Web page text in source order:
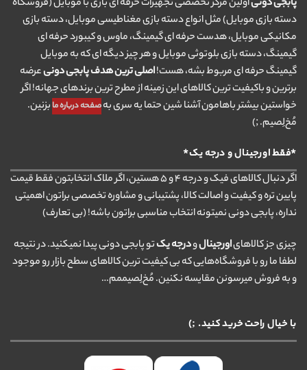
پابجی دونیاولین مرکز تخصصی تجهیزات حرفه ای بازی با موبایل (فروشگاه
دسته بازی موبایل) مثل انواع دسته بازی مغناطیسی موبایل، دسته بازی
مکانیکی موبایل، هدست حرفه ای گیمینگ، ماوس و کیبورد حرفه ای
گیمینگ، دسته بازی بلوتوثی موبایل و هر چیز دیگه ای که به موبایل
گیمینگ حرفه ای مربوط بشه، هست!اصلی ترین هدف پابجی دونیعرضه
برترین و باکیفیت ترین کالاهای این زمینه از مطرح ترین برندهای جهانه! اگر
خواستین بیشتر باهامون آشنا شین حتما یه سری بهصفحه درباره ما بزنین.
مُخ‌لِصیم. ;)
*فقط اورجینال و درجه یک*
اگر دنبال کالاهای فیک و درجه ۴ و ۵ هستین، اگر ملاک انتخابتون فقط قیمت
پایین تره و کیفیت و اصالت کالا، پشتیبانی و مشاوره تخصصی براتون اهمیتی
نداره، پابجی دونی نمیتونه انتخاب مناسبی براتون باشه! (بی تعارف)
چیزی جز کالاهایاورجینالودرجه یکتو پابجی دونی پیدا نمیکنید. در نتیجه
لطفا ما رو با فروشگاه‌هایی که بی کیفیت ترین کالاهای سطح بازار رو موجود
و به فروش میرسونن مقایسه نکنین. مُخ‌لِصیممم…
با خیال راحت خرید کنید. ;)